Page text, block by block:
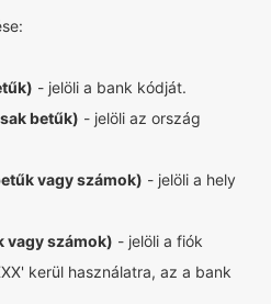
- jelöli a bank kódját.
betűk) - jelöli az ország
vagy számok) - jelöli a hely
vagy számok) - jelöli a fiók
kerül használatra, az a bank